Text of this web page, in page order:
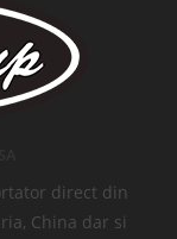
direct din
China dar si